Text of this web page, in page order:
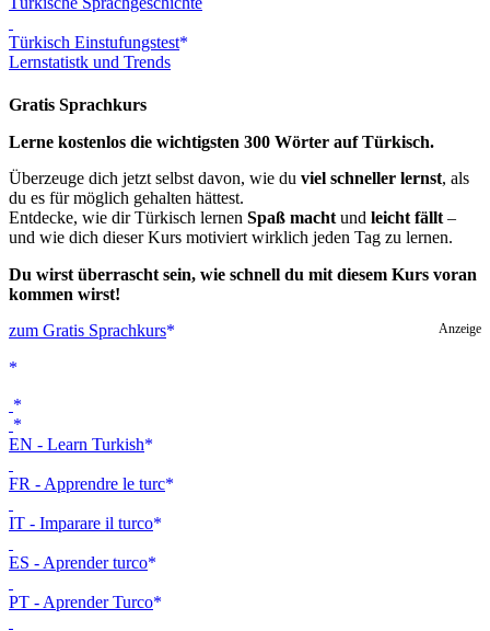
Türkisch Einstufungstest
Lernstatistk und Trends
Gratis Sprachkurs
Lerne kostenlos die wichtigsten 300 Wörter auf Türkisch.
Überzeuge dich jetzt selbst davon, wie du viel schneller lernst, als
du es für möglich gehalten hättest.
Entdecke, wie dir Türkisch lernen Spaß macht und leicht fällt –
und wie dich dieser Kurs motiviert wirklich jeden Tag zu lernen.
Du wirst überrascht sein, wie schnell du mit diesem Kurs voran
kommen wirst!
Anzeige
zum Gratis Sprachkurs
EN - Learn Turkish
FR - Apprendre le turc
IT - Imparare il turco
ES - Aprender turco
PT - Aprender Turco